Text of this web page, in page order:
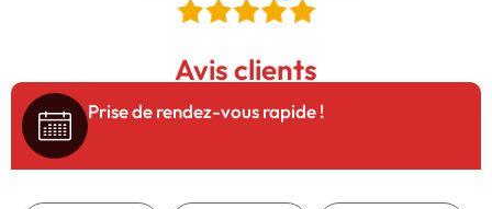
Avis clients
5/5
Prise de rendez-vous rapide !